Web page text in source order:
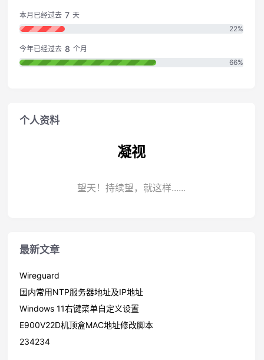
本月已经过去 7 天
22%
今年已经过去 8 个月
66%
个人资料
凝视
望天！持续望，就这样......
最新文章
Wireguard
国内常用NTP服务器地址及IP地址
Windows 11右键菜单自定义设置
E900V22D机顶盒MAC地址修改脚本
234234